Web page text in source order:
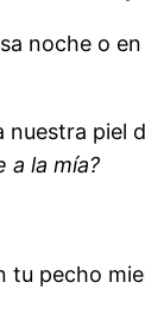
noche o
a la mía?
pecho